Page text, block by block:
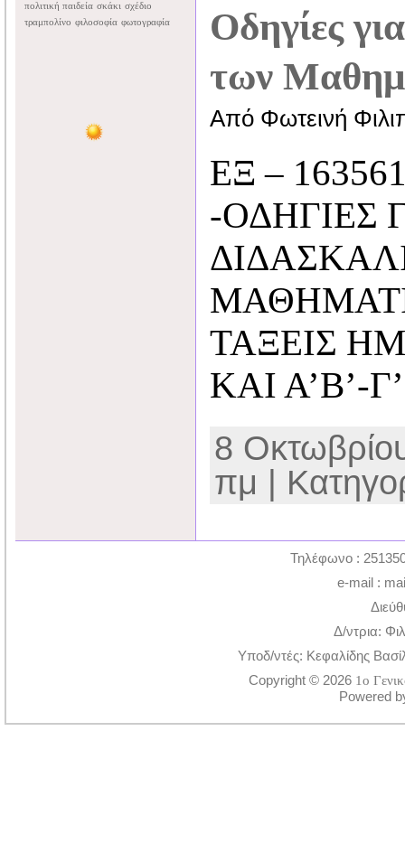
πολιτική παιδεία σκάκι σχέδιο
τραμπολίνο φιλοσοφία φωτογραφία
Οδηγίες
των
Από Φωτεινή
ΕΞ –
-ΟΔΗΓΙΕΣ
ΤΑΞΕΙΣ
ΚΑΙ Α’Β’-
8
πμ |
Τηλέφωνο :
e-mail :
Δ/ντρια:
Υποδ/ντές: Κεφαλίδης
Copyright © 2026 1ο
Powered